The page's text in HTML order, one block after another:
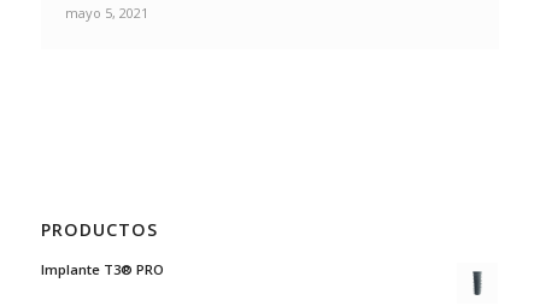
mayo 5, 2021
PRODUCTOS
Implante T3® PRO